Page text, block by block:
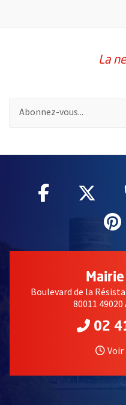
La
Facebook
, Ouvre ,
Boulevard de la
80011 49020
02
Voir